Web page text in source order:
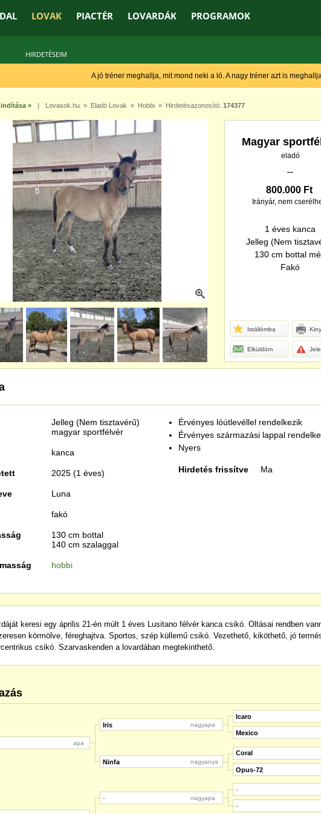
LOVAK PIACTÉR LOVARDÁK PROGRAMOK
HIRDETÉSEIM
A jó tréner meghallja, mit mond neki a ló. A nagy tréner azt is
» | Lovasok.hu » Eladó Lovak » Hobbi » Hirdetésazonosító: 174377
Magyar
eladó
800.000 Ft
Irányár, nem
1 éves kanca
Jelleg (Nem
130 cm bottal
Fakó
Istállómba
Elküldöm
Jelleg (Nem tisztavérű)
magyar sportfélvér
kanca
2025 (1 éves)
Luna
fakó
130 cm bottal
140 cm szalaggal
hobbi
Érvényes lóútlevéllel rendelkezik
Érvényes származási lappal
Nyers
Hirdetés frissítve Ma
keresi egy április 21-én múlt 1 éves Lusitano félvér kanca csikó. Oltásai rendben
körmölve, féreghajtva. Sportos, szép küllemű csikó. Vezethető, kiköthető, jó
csikó. Szarvaskenden a lovardában megtekinthető.
apa
Iris nagyapa
Ninfa nagyanya
- nagyapa
Icaro
Mexico
Coral
Opus-72
-
-